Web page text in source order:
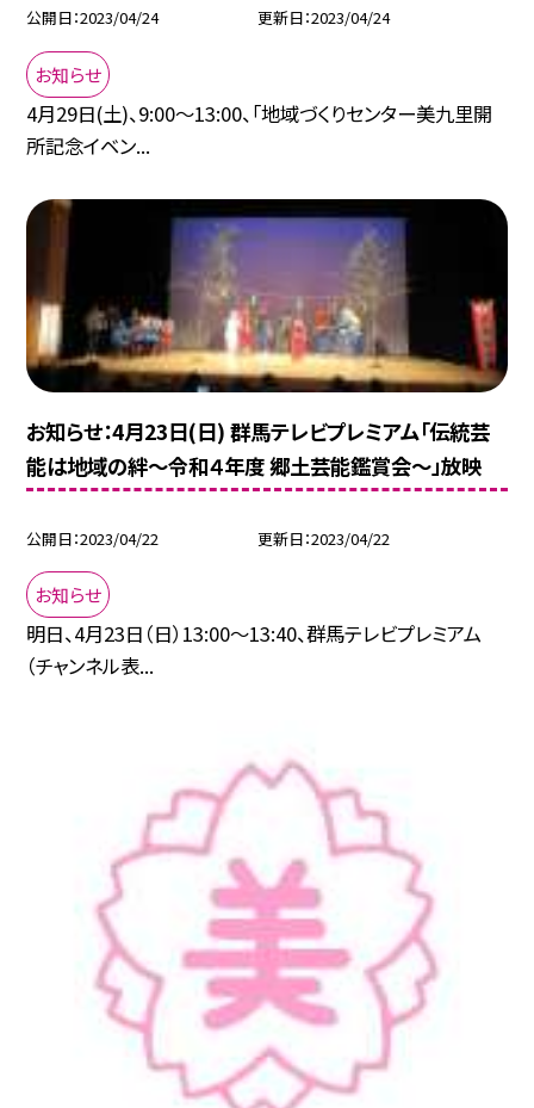
公開日 2023/04/24 更新日 2023/04/24
お知らせ
4月29日(土)、9:00〜13:00、「地域づくりセンター美九里開
所記念イベン...
お知らせ：4月23日(日) 群馬テレビプレミアム「伝統芸
能は地域の絆〜令和４年度 郷土芸能鑑賞会〜」放映
公開日 2023/04/22 更新日 2023/04/22
お知らせ
明日、4月23日（日）13:00〜13:40、群馬テレビプレミアム
（チャンネル表...